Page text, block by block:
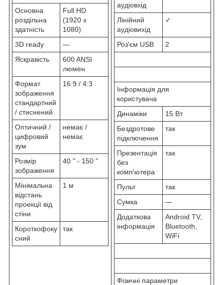
Основна
роздільна
здатність
Full HD
(1920 x
1080)
3D ready
—
Яскравість
600 ANSI
люмен
Формат
зображення
стандартний
/ стиснений
16:9 / 4:3
Оптичний /
цифровий
зум
немає /
немає
Розмір
зображення
40 " - 150 "
Мінімальна
відстань
проекції від
стіни
1 м
Короткофоку
сний
так
аудіовхід
Лінійний
аудіовихід
✓
Роз'єм USB 2
Інформація для
користувача
Динаміки
15 Вт
Бездротове
підключення
так
Презентація
без
комп'ютера
так
Пульт
так
Сумка
—
Додаткова
інформація
Android TV,
Bluetooth,
WiFi
Фізичні параметри